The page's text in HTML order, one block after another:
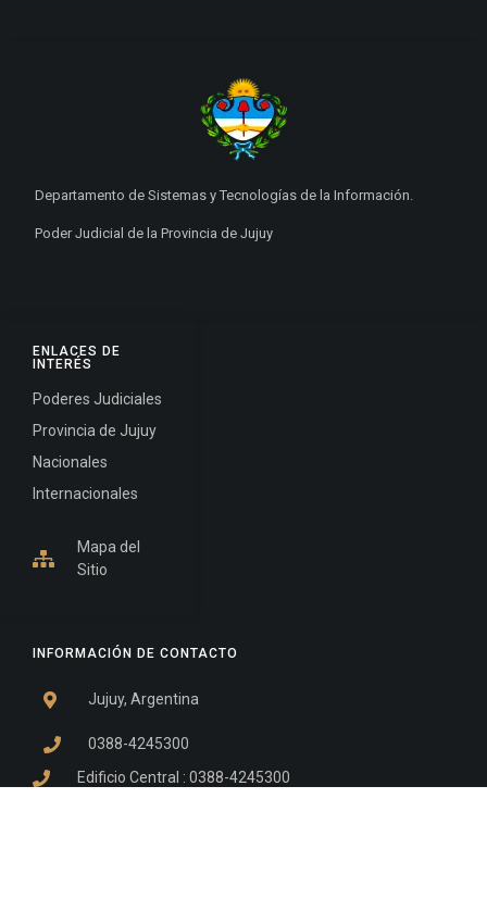
INFORMACIÓN DE CONTACTO
Jujuy, Argentina
0388-4245300
Edificio Central : 0388-4245300
ENLACES DE
INTERÉS
Poderes Judiciales
Provincia de Jujuy
Nacionales
Internacionales
Mapa del
Sitio
Departamento de Sistemas y Tecnologías de la Información.
Poder Judicial de la Provincia de Jujuy